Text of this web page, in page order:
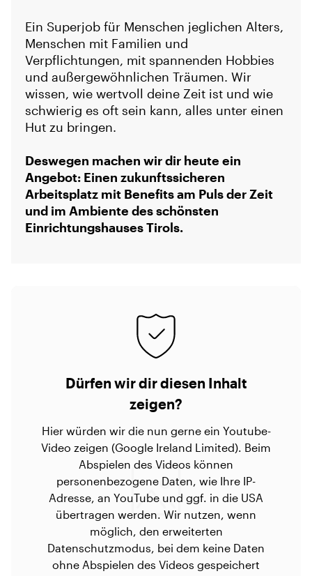
Ein Superjob für Menschen jeglichen Alters,
Menschen mit Familien und
Verpflichtungen, mit spannenden Hobbies
und außergewöhnlichen Träumen. Wir
wissen, wie wertvoll deine Zeit ist und wie
schwierig es oft sein kann, alles unter einen
Hut zu bringen.
Deswegen machen wir dir heute ein
Angebot: Einen zukunftssicheren
Arbeitsplatz mit Benefits am Puls der Zeit
und im Ambiente des schönsten
Einrichtungshauses Tirols.
Dürfen wir dir diesen Inhalt
zeigen?
Hier würden wir die nun gerne ein Youtube-
Video zeigen (Google Ireland Limited). Beim
Abspielen des Videos können
personenbezogene Daten, wie Ihre IP-
Adresse, an YouTube und ggf. in die USA
übertragen werden. Wir nutzen, wenn
möglich, den erweiterten
Datenschutzmodus, bei dem keine Daten
ohne Abspielen des Videos gespeichert